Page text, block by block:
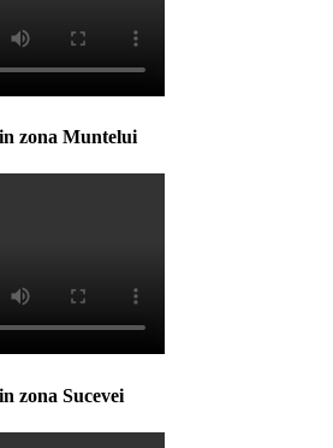
zona Muntelui
zona Sucevei